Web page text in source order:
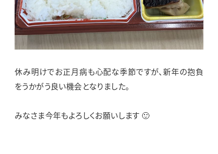
休み明けでお正月病も心配な季節ですが、新年の抱負
をうかがう良い機会となりました。
みなさま今年もよろしくお願いします 🙂